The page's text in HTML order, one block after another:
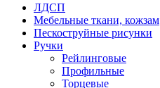
ЛДСП
Мебельные ткани, кожзам
Пескоструйные рисунки
Ручки
Рейлинговые
Профильные
Торцевые